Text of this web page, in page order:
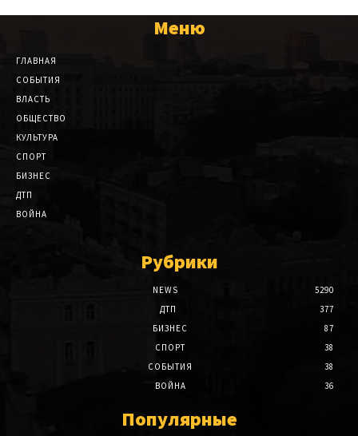
Меню
ГЛАВНАЯ
СОБЫТИЯ
ВЛАСТЬ
ОБЩЕСТВО
КУЛЬТУРА
СПОРТ
БИЗНЕС
ДТП
ВОЙНА
Рубрики
NEWS
5290
ДТП
377
БИЗНЕС
87
СПОРТ
38
СОБЫТИЯ
38
ВОЙНА
36
Популярные